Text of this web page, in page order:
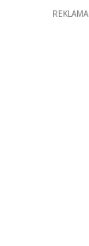
REKLAMA